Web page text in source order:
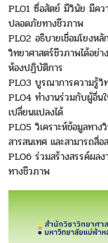
PLO1 ซื่อสัตย์ มีวินัย มีค
ปลอดภัยทางชีวภาพ
PLO2 อธิบายเชื่อมโยงห
วิทยาศาสตร์ชีวภาพได้อย่
ห้องปฏิบัติการ
PLO3 บูรณาการความรู้วิ
PLO4 ทำงานร่วมกับผู้อื่
เปลี่ยนแปลงได้
PLO5 วิเคราะห์ข้อมูลทาง
สารสนเทศ และสามารถ
PLO6 ร่วมสร้างสรรค์ผล
ทางชีวภาพ